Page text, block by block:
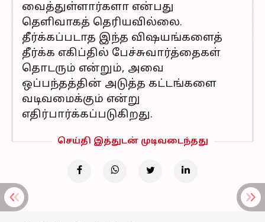
வைத்துள்ளார்களா என்பது
தெளிவாகத் தெரியவில்லை.
தீர்க்கப்படாத இந்த விஷயங்களைத்
தீர்க்க எகிப்தில் பேச்சுவார்த்தைகள்
தொடரும் என்றும், அவை
ஒப்பந்தத்தின் அடுத்த கட்டங்களை
வடிவமைக்கும் என்று
எதிர்பார்க்கப்படுகிறது.
செய்தி இத்துடன் முடிவடைந்தது